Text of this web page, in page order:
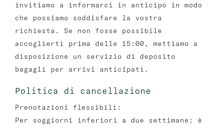
invitiamo a informarci in anticipo in modo
che possiamo soddisfare la vostra
richiesta. Se non fosse possibile
accoglierti prima delle 15:00, mettiamo a
disposizione un servizio di deposito
bagagli per arrivi anticipati.
Politica di cancellazione
Prenotazioni flessibili:
Per soggiorni inferiori a due settimane: è